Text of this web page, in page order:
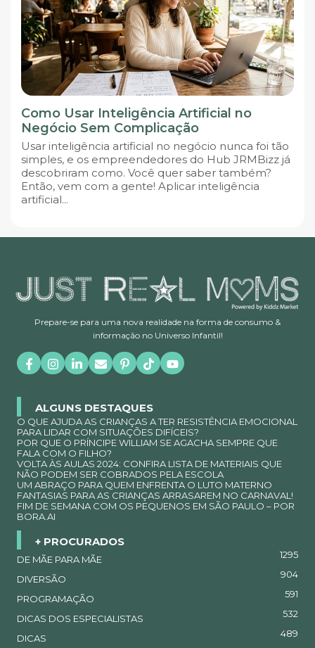
Como Usar Inteligência Artificial no
Negócio Sem Complicação
Usar inteligência artificial no negócio nunca foi tão
simples, e os empreendedores do Hub JRMBizz já
descobriram como. Você quer saber também?
Então, vem com a gente! Aplicar inteligência
artificial...
Prepare-se para uma nova realidade na forma de consumo &
informação no Universo Infantil!
ALGUNS DESTAQUES
O QUE AJUDA AS CRIANÇAS A TER RESISTÊNCIA EMOCIONAL
PARA LIDAR COM SITUAÇÕES DIFÍCEIS?
POR QUE O PRÍNCIPE WILLIAM SE AGACHA SEMPRE QUE
FALA COM O FILHO?
VOLTA ÀS AULAS 2024: CONFIRA LISTA DE MATERIAIS QUE
NÃO PODEM SER COBRADOS PELA ESCOLA
UM ABRAÇO PARA QUEM ENFRENTA O LUTO MATERNO
FANTASIAS PARA AS CRIANÇAS ARRASAREM NO CARNAVAL!
FIM DE SEMANA COM OS PEQUENOS EM SÃO PAULO – POR
BORA.AI
+ PROCURADOS
DE MÃE PARA MÃE 1295
DIVERSÃO 904
PROGRAMAÇÃO 591
DICAS DOS ESPECIALISTAS 532
DICAS
489